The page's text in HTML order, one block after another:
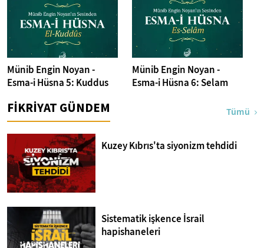
Münib Engin Noyan -
Esma-i Hüsna 5: Kuddus
Münib Engin Noyan -
Esma-i Hüsna 6: Selam
FİKRİYAT GÜNDEM Tümü
Kuzey Kıbrıs'ta siyonizm tehdidi
Sistematik işkence İsrail
hapishaneleri